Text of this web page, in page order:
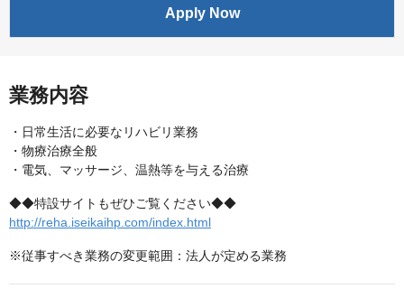
Apply Now
業務内容
・日常生活に必要なリハビリ業務
・物療治療全般
・電気、マッサージ、温熱等を与える治療
◆◆特設サイトもぜひご覧ください◆◆
http://reha.iseikaihp.com/index.html
※従事すべき業務の変更範囲：法人が定める業務